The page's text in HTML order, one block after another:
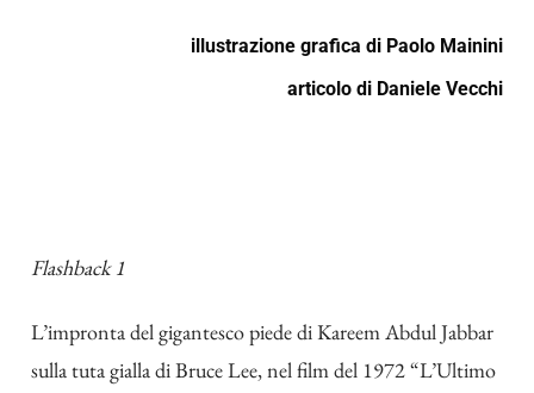
illustrazione grafica di Paolo Mainini
articolo di Daniele Vecchi
Flashback 1
L’impronta del gigantesco piede di Kareem Abdul Jabbar
sulla tuta gialla di Bruce Lee, nel film del 1972 “L’Ultimo